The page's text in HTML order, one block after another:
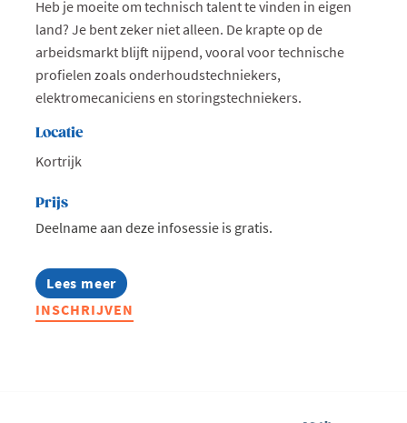
Heb je moeite om technisch talent te vinden in eigen
land? Je bent zeker niet alleen. De krapte op de
arbeidsmarkt blijft nijpend, vooral voor technische
profielen zoals onderhoudstechniekers,
elektromecaniciens en storingstechniekers.
Locatie
Kortrijk
Prijs
Deelname aan deze infosessie is gratis.
Lees meer
about
Infosessie:
Talentmissie
INSCHRIJVEN